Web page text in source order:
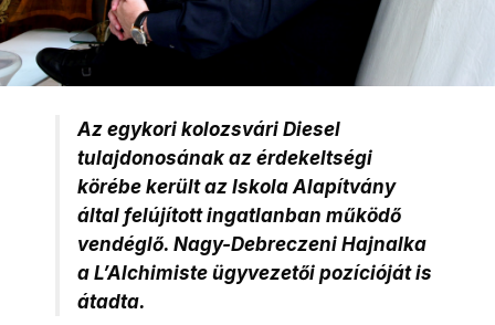
Az egykori kolozsvári Diesel
tulajdonosának az érdekeltségi
körébe került az Iskola Alapítvány
által felújított ingatlanban működő
vendéglő. Nagy-Debreczeni Hajnalka
a L’Alchimiste ügyvezetői pozícióját is
átadta.